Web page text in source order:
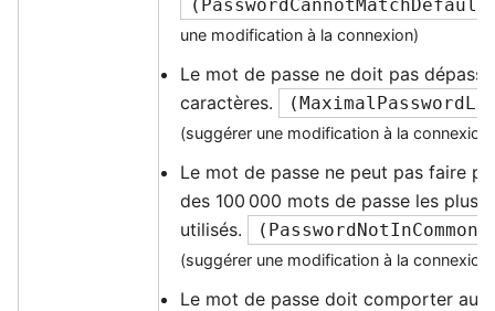
(
une modification à la connexion)
Le mot de passe ne doit pas
caractères.
(
(suggérer une modification à la connexion)
Le mot de passe ne peut pas faire
des 100 000 mots de passe les plus
utilisés.
(
(suggérer une modification à la connexion)
Le mot de passe doit comporter au